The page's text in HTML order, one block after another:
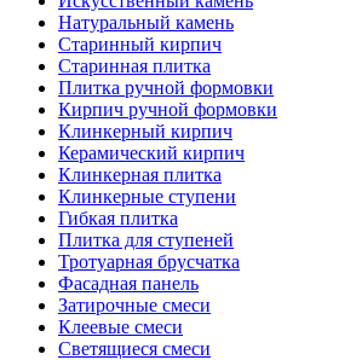
Натуральный камень
Старинный кирпич
Старинная плитка
Плитка ручной формовки
Кирпич ручной формовки
Клинкерный кирпич
Керамический кирпич
Клинкерная плитка
Клинкерные ступени
Гибкая плитка
Плитка для ступеней
Тротуарная брусчатка
Фасадная панель
Затирочные смеси
Клеевые смеси
Светящиеся смеси